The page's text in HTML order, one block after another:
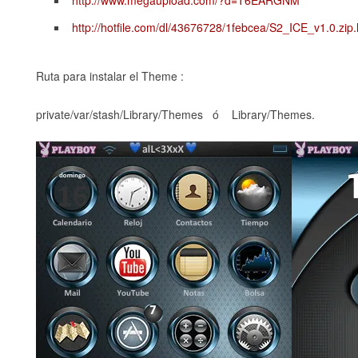
http://hotfile.com/dl/43676728/1febcea/
Ruta para instalar el Theme :
private/var/stash/Library/Themes ó Library/Themes.